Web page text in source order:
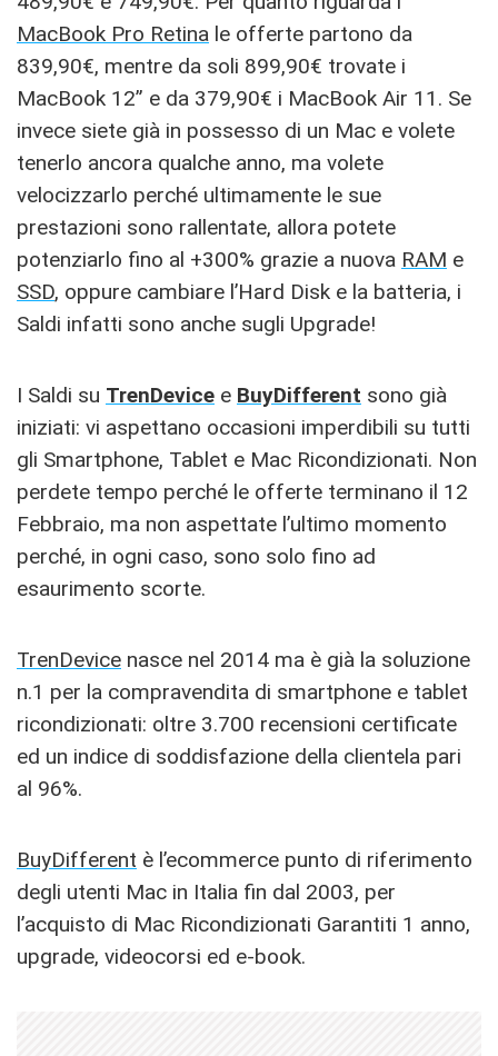
MacBook Pro Retina le offerte partono da
839,90€, mentre da soli 899,90€ trovate i
MacBook 12” e da 379,90€ i MacBook Air 11. Se
invece siete già in possesso di un Mac e volete
tenerlo ancora qualche anno, ma volete
velocizzarlo perché ultimamente le sue
prestazioni sono rallentate, allora potete
potenziarlo fino al +300% grazie a nuova RAM e
SSD, oppure cambiare l’Hard Disk e la batteria, i
Saldi infatti sono anche sugli Upgrade!
I Saldi su TrenDevice e BuyDifferent sono già
iniziati: vi aspettano occasioni imperdibili su tutti
gli Smartphone, Tablet e Mac Ricondizionati. Non
perdete tempo perché le offerte terminano il 12
Febbraio, ma non aspettate l’ultimo momento
perché, in ogni caso, sono solo fino ad
esaurimento scorte.
TrenDevice nasce nel 2014 ma è già la soluzione
n.1 per la compravendita di smartphone e tablet
ricondizionati: oltre 3.700 recensioni certificate
ed un indice di soddisfazione della clientela pari
al 96%.
BuyDifferent è l’ecommerce punto di riferimento
degli utenti Mac in Italia fin dal 2003, per
l’acquisto di Mac Ricondizionati Garantiti 1 anno,
upgrade, videocorsi ed e-book.